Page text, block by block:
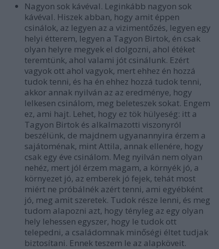
Nagyon sok kávéval. Leginkább nagyon sok
kávéval. Hiszek abban, hogy amit éppen
csinálok, az legyen az a vizimentőzés, legyen egy
helyi étterem, legyen a Tagyon Birtok, én csak
olyan helyre megyek el dolgozni, ahol étéket
teremtünk, ahol valami jót csinálunk. Ezért
vagyok ott ahol vagyok, mert ehhez én hozzá
tudok tenni, és ha én ehhez hozzá tudok tenni,
akkor annak nyilván az az eredménye, hogy
lelkesen csinálom, meg beleteszek sokat. Engem
ez, ami hajt. Lehet, hogy ez tök hülyeség: itt a
Tagyon Birtok és alkalmazotti viszonyról
beszélünk, de majdnem ugyanannyira érzem a
sajátoménak, mint Attila, annak ellenére, hogy
csak egy éve csinálom. Meg nyilván nem olyan
nehéz, mert jól érzem magam, a környék jó, a
környezet jó, az emberek jó fejek, tehát most
miért ne próbálnék azért tenni, ami egyébként
jó, meg amit szeretek. Tudok része lenni, és meg
tudom alapozni azt, hogy tényleg az egy olyan
hely lehessen egyszer, hogy le tudok ott
telepedni, a családomnak minőségi éltet tudjak
biztosítani. Ennek teszem le az alapköveit.